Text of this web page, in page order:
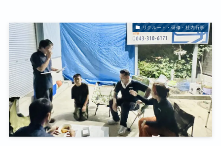
リクルート・研修・社内行事